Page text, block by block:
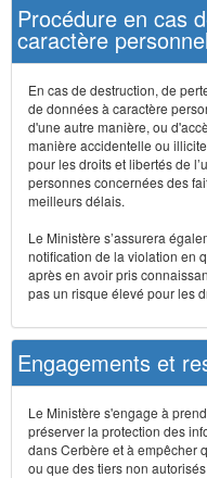
Procédure en cas
caractère personnel
En cas de destruction, de
de données à caractère
d'une autre manière, ou
manière accidentelle ou
pour les droits et libertés de
personnes concernées des
meilleurs délais.
Le Ministère s’assurera
notification de la violation en
après en avoir pris
pas un risque élevé pour les
Engagements et
Le Ministère s'engage à
préserver la protection des
dans Cerbère et à empêcher
ou que des tiers non